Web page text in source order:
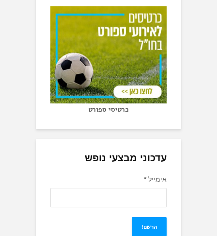
כרטיסי ספורט
עדכוני מבצעי נופש
אימייל*